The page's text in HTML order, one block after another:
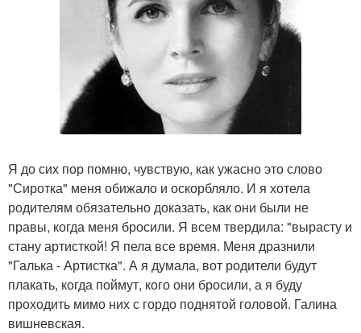
Я до сих пор помню, чувствую, как ужасно это слово
"Сиротка" меня обижало и оскорбляло. И я хотела
родителям обязательно доказать, как они были не
правы, когда меня бросили. Я всем твердила: "вырасту и
стану артисткой! Я пела все время. Меня дразнили
"Галька - Артистка". А я думала, вот родители будут
плакать, когда поймут, кого они бросили, а я буду
проходить мимо них с гордо поднятой головой. Галина
вишневская.